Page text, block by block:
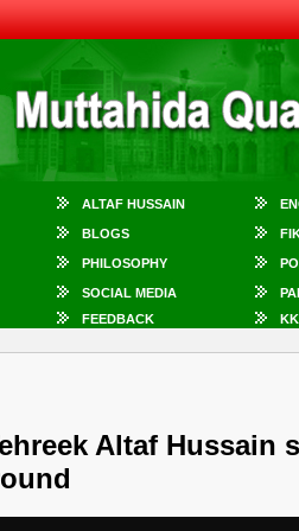
ALTAF HUSSAIN
BLOGS
PHILOSOPHY
SOCIAL MEDIA
FEEDBACK
Altaf Hussain